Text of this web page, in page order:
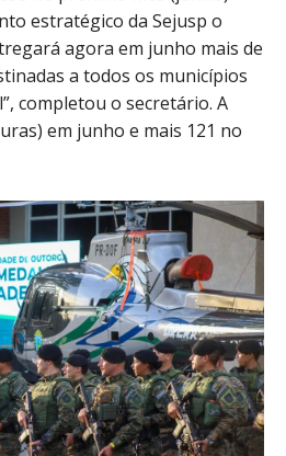
estratégico da Sejusp o
agora em junho mais de
a todos os municípios
completou o secretário. A
em junho e mais 121 no